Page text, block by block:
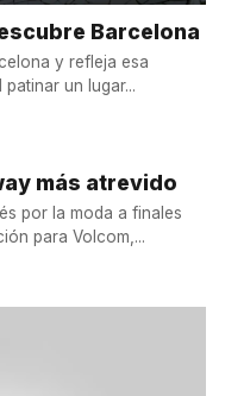
Barcelona
y refleja esa
un lugar...
más atrevido
por la moda a finales
para Volcom,...